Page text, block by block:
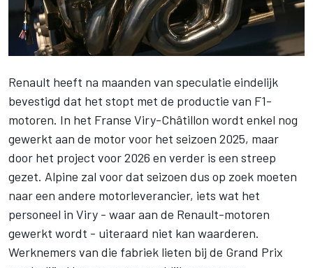
Renault heeft na maanden van speculatie eindelijk
bevestigd dat het stopt met de productie van F1-
motoren. In het Franse Viry-Châtillon wordt enkel nog
gewerkt aan de motor voor het seizoen 2025, maar
door het project voor 2026 en verder is een streep
gezet. Alpine zal voor dat seizoen dus op zoek moeten
naar een andere motorleverancier, iets wat het
personeel in Viry - waar aan de Renault-motoren
gewerkt wordt - uiteraard niet kan waarderen.
Werknemers van die fabriek lieten bij de Grand Prix